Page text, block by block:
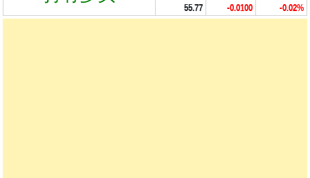
55.77 -0.0100 -0.02%